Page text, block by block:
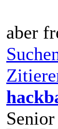
aber